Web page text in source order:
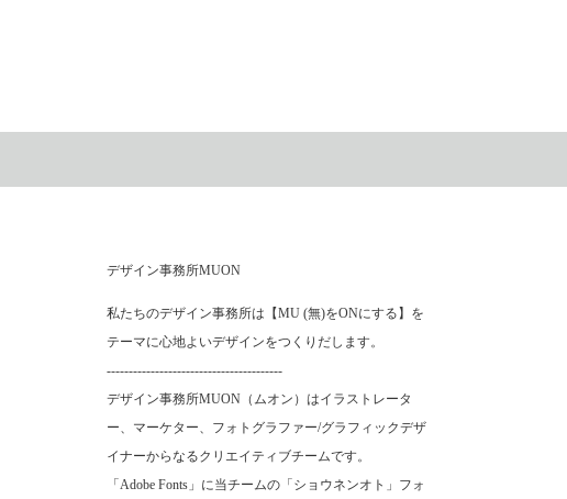
デザイン事務所MUON
私たちのデザイン事務所は【MU (無)をONにする】を
テーマに心地よいデザインをつくりだします。
----------------------------------------
デザイン事務所MUON（ムオン）はイラストレータ
ー、マーケター、フォトグラファー/グラフィックデザ
イナーからなるクリエイティブチームです。
「Adobe Fonts」に当チームの「ショウネンオト」フォ